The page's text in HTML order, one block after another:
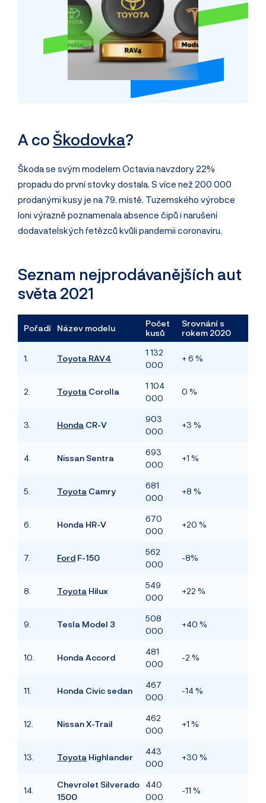
A co Škodovka?
Škoda se svým modelem Octavia navzdory 22%
propadu do první stovky dostala. S více než 200 000
prodanými kusy je na 79. místě. Tuzemského výrobce
loni výrazně poznamenala absence čipů i narušení
dodavatelských řetězců kvůli pandemii coronaviru.
Seznam nejprodávanějších aut
světa 2021
Pořadí Název modelu
Počet
kusů
Srovnání s
rokem 2020
1. Toyota RAV4
1 132
000
+ 6 %
2. Toyota Corolla
1 104
000
0 %
3. Honda CR-V
903
000
+3 %
4. Nissan Sentra
693
000
+1 %
5. Toyota Camry
681
000
+8 %
6. Honda HR-V
670
000
+20 %
7. Ford F-150
562
000
-8%
8. Toyota Hilux
549
000
+22 %
9. Tesla Model 3
508
000
+40 %
10. Honda Accord
481
000
-2 %
11. Honda Civic sedan
467
000
-14 %
12. Nissan X-Trail
462
000
+1 %
13. Toyota Highlander
443
000
+30 %
14.
Chevrolet Silverado
1500
440
000
-11 %